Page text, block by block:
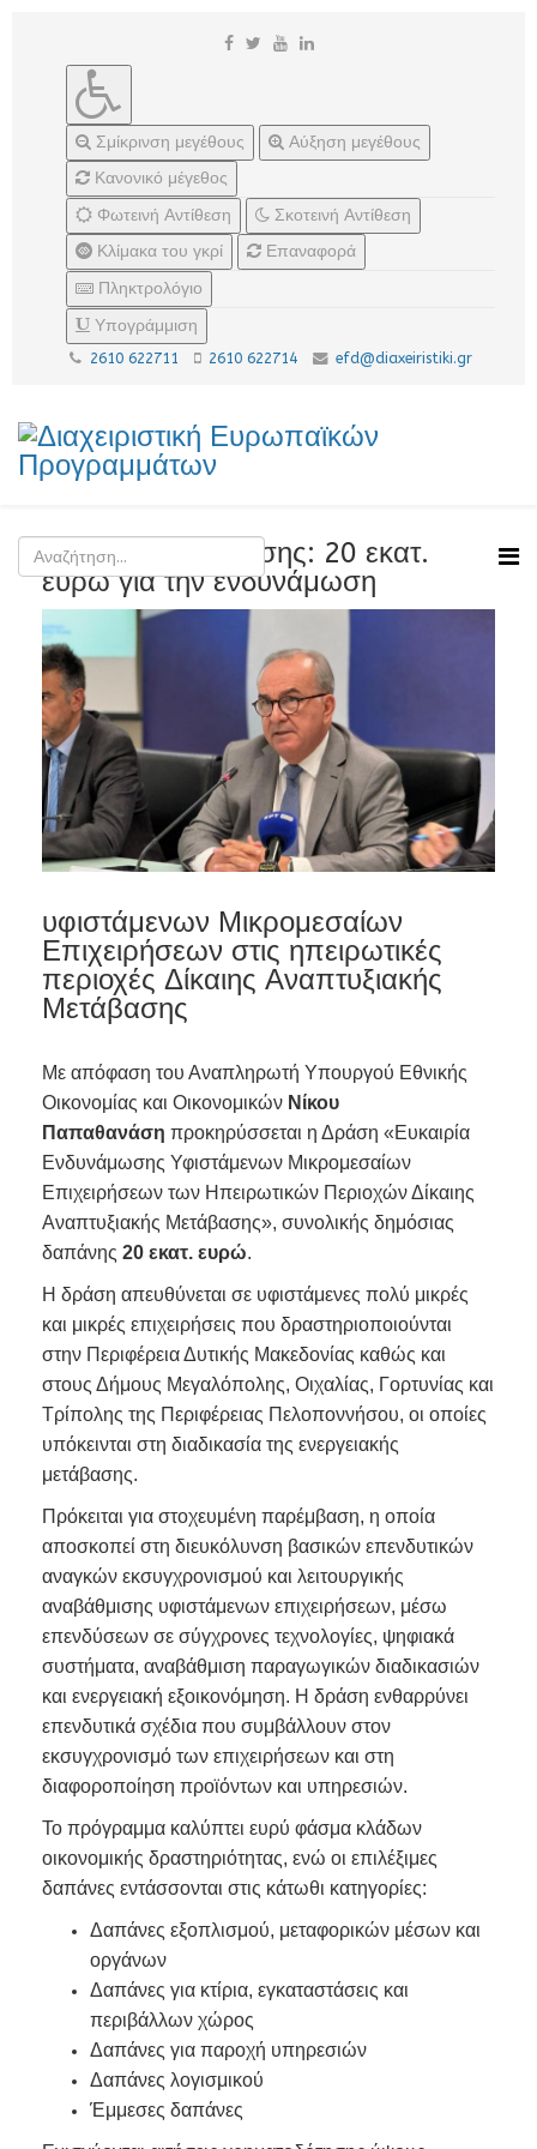
Σμίκρινση μεγέθους
Αύξηση μεγέθους
Κανονικό μέγεθος
Φωτεινή Αντίθεση
Σκοτεινή Αντίθεση
Κλίμακα του γκρί
Επαναφορά
Πληκτρολόγιο
Υπογράμμιση
2610 622711 2610 622714 efd@diaxeiristiki.gr
Νίκος Παπαθανάσης: 20 εκατ.
ευρώ για την ενδυνάμωση
υφιστάμενων Μικρομεσαίων
Επιχειρήσεων στις ηπειρωτικές
περιοχές Δίκαιης Αναπτυξιακής
Μετάβασης
Με απόφαση του Αναπληρωτή Υπουργού Εθνικής
Οικονομίας και Οικονομικών Νίκου
Παπαθανάση προκηρύσσεται η Δράση «Ευκαιρία
Ενδυνάμωσης Υφιστάμενων Μικρομεσαίων
Επιχειρήσεων των Ηπειρωτικών Περιοχών Δίκαιης
Αναπτυξιακής Μετάβασης», συνολικής δημόσιας
δαπάνης 20 εκατ. ευρώ.
Η δράση απευθύνεται σε υφιστάμενες πολύ μικρές
και μικρές επιχειρήσεις που δραστηριοποιούνται
στην Περιφέρεια Δυτικής Μακεδονίας καθώς και
στους Δήμους Μεγαλόπολης, Οιχαλίας, Γορτυνίας και
Τρίπολης της Περιφέρειας Πελοποννήσου, οι οποίες
υπόκεινται στη διαδικασία της ενεργειακής
μετάβασης.
Πρόκειται για στοχευμένη παρέμβαση, η οποία
αποσκοπεί στη διευκόλυνση βασικών επενδυτικών
αναγκών εκσυγχρονισμού και λειτουργικής
αναβάθμισης υφιστάμενων επιχειρήσεων, μέσω
επενδύσεων σε σύγχρονες τεχνολογίες, ψηφιακά
συστήματα, αναβάθμιση παραγωγικών διαδικασιών
και ενεργειακή εξοικονόμηση. Η δράση ενθαρρύνει
επενδυτικά σχέδια που συμβάλλουν στον
εκσυγχρονισμό των επιχειρήσεων και στη
διαφοροποίηση προϊόντων και υπηρεσιών.
Το πρόγραμμα καλύπτει ευρύ φάσμα κλάδων
οικονομικής δραστηριότητας, ενώ οι επιλέξιμες
δαπάνες εντάσσονται στις κάτωθι κατηγορίες:
Δαπάνες εξοπλισμού, μεταφορικών μέσων και
οργάνων
Δαπάνες για κτίρια, εγκαταστάσεις και
περιβάλλων χώρος
Δαπάνες για παροχή υπηρεσιών
Δαπάνες λογισμικού
Έμμεσες δαπάνες